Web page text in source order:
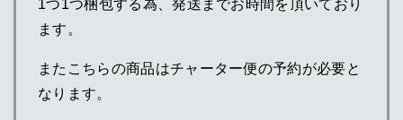
1つ1つ梱包する為、発送までお時間を頂いており
ます。
またこちらの商品はチャーター便の予約が必要と
なります。